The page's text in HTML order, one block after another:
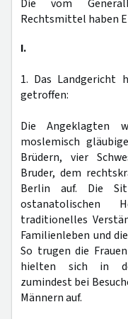
Die vom
Rechtsmittel haben
I.
1. Das Landgericht
getroffen:
Die Angeklagten
moslemisch
Brüdern, vier
Bruder, dem
Berlin auf. Die
ostanatolischen
traditionelles
Familienleben und
So trugen die
hielten sich in
zumindest bei
Männern auf.